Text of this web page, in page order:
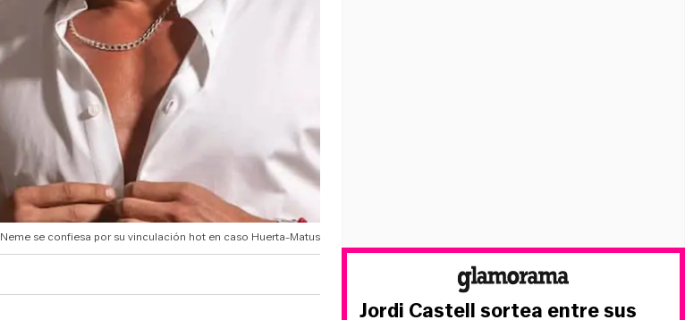
Neme se confiesa por su vinculación hot en caso Huerta-Matus
Jordi Castell sortea entre sus